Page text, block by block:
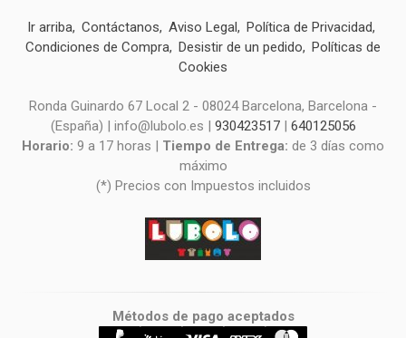
Ir arriba Contáctanos Aviso Legal
Política de Privacidad
Condiciones de Compra Desistir de un pedido
Políticas de
Cookies
Ronda Guinardo 67 Local 2 - 08024 Barcelona, Barcelona -
(España) | info@lubolo.es | 930423517| 640125056
Horario: 9 a 17 horas | Tiempo de Entrega: de 3 días como
máximo
(*) Precios con Impuestos incluidos
Métodos de pago aceptados